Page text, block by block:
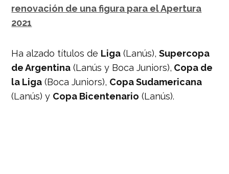
renovación de una figura para el Apertura
2021
Ha alzado títulos de Liga (Lanús),Supercopa
de Argentina (Lanús y Boca Juniors), Copa de
la Liga (Boca Juniors), Copa Sudamericana
(Lanús) y Copa Bicentenario (Lanús).